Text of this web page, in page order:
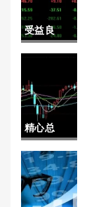
手续费
（帮助投
地了解和
控制交易
受益良
多！期货
蜡烛图怎
么看(市场
动态)
精心总
结！股指
期货手续